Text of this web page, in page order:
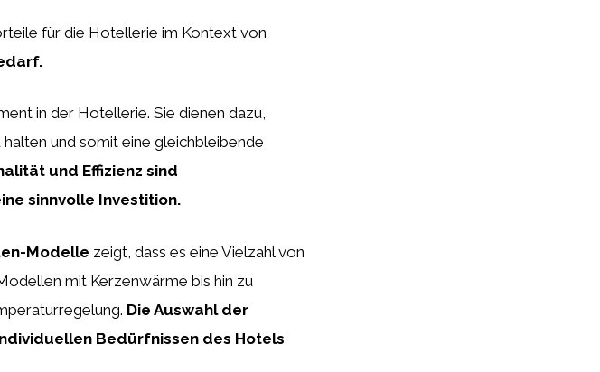
für die Hotellerie im Kontext von
in der Hotellerie. Sie dienen dazu,
und somit eine gleichbleibende
und Effizienz sind
sinnvolle Investition.
Modelle zeigt, dass es eine Vielzahl von
mit Kerzenwärme bis hin zu
Die Auswahl der
Bedürfnissen des Hotels